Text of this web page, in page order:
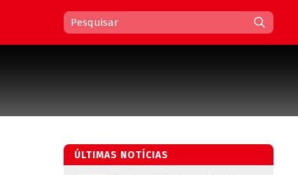
ÚLTIMAS NOTÍCIAS